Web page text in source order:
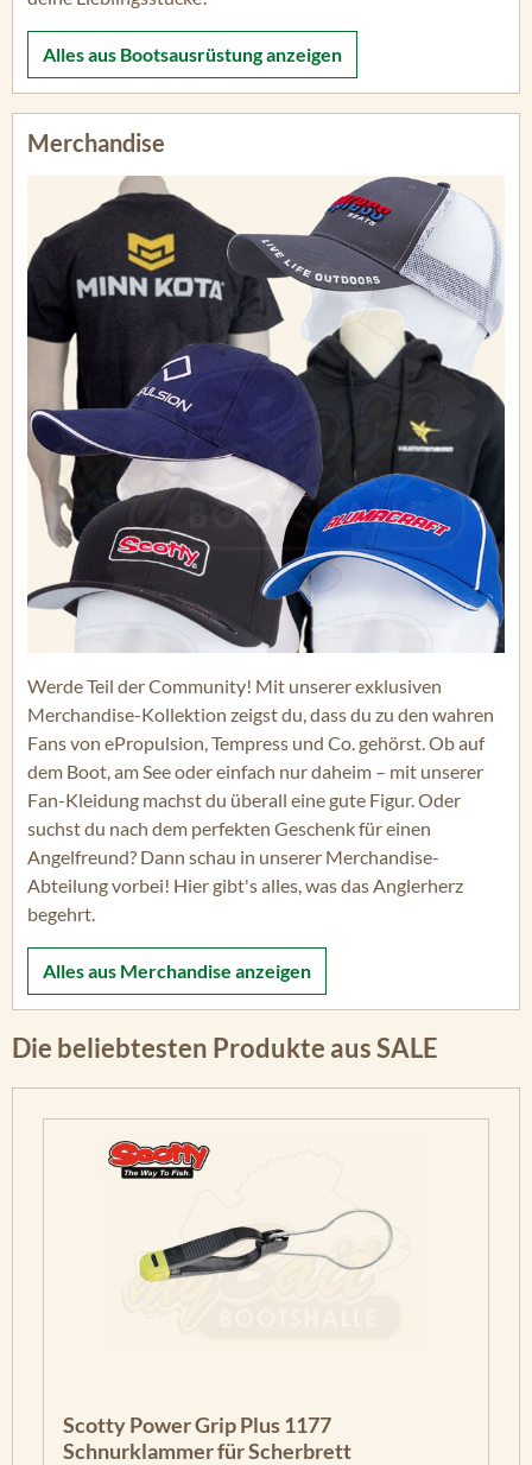
Alles aus Bootsausrüstunganzeigen
Merchandise
Werde Teil der Community! Mit unserer exklusiven
Merchandise-Kollektion zeigst du, dass du zu den wahren
Fans von ePropulsion, Tempress und Co. gehörst. Ob auf
dem Boot, am See oder einfach nur daheim – mit unserer
Fan-Kleidung machst du überall eine gute Figur. Oder
suchst du nach dem perfekten Geschenk für einen
Angelfreund? Dann schau in unserer Merchandise-
Abteilung vorbei! Hier gibt's alles, was das Anglerherz
begehrt.
Alles aus Merchandise anzeigen
Die beliebtesten Produkte aus SALE
Scotty Power Grip Plus 1177
Schnurklammer für Scherbrett